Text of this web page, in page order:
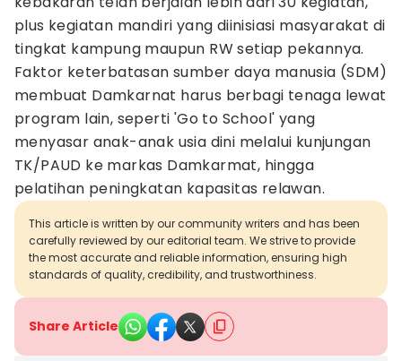
plus kegiatan mandiri yang diinisiasi masyarakat di
tingkat kampung maupun RW setiap pekannya.
Faktor keterbatasan sumber daya manusia (SDM)
membuat Damkarnat harus berbagi tenaga lewat
program lain, seperti 'Go to School' yang
menyasar anak-anak usia dini melalui kunjungan
TK/PAUD ke markas Damkarmat, hingga
pelatihan peningkatan kapasitas relawan.
This article is written by our community writers and has been
carefully reviewed by our editorial team. We strive to provide
the most accurate and reliable information, ensuring high
standards of quality, credibility, and trustworthiness.
Share Article